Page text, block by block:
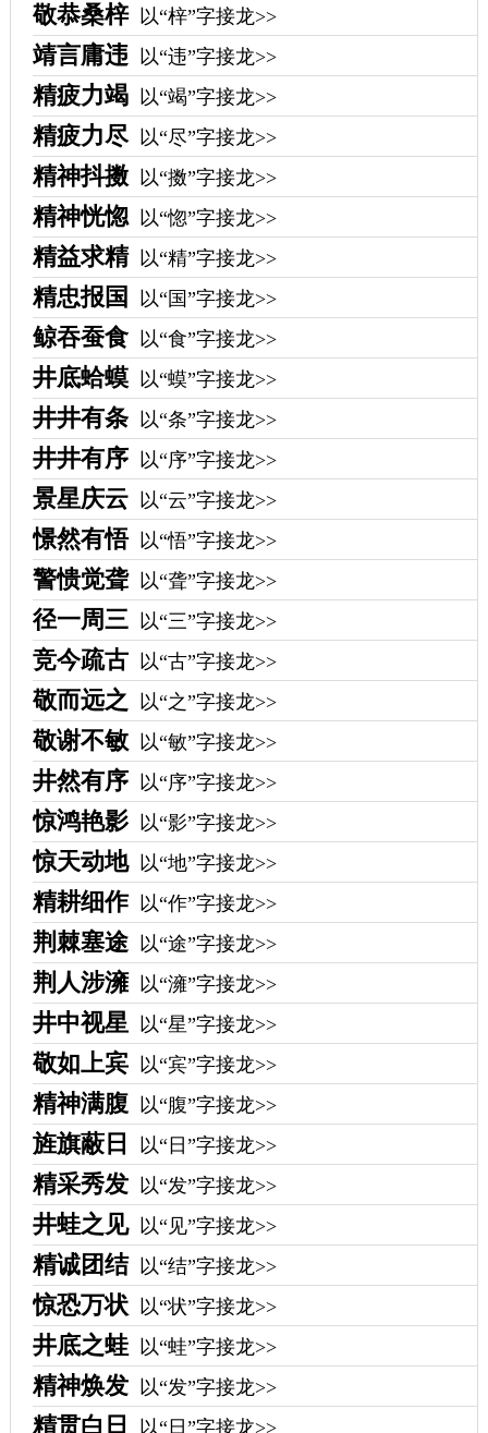
敬恭桑梓 以“梓”字接龙>>
靖言庸违 以“违”字接龙>>
精疲力竭 以“竭”字接龙>>
精疲力尽 以“尽”字接龙>>
精神抖擞 以“擞”字接龙>>
精神恍惚 以“惚”字接龙>>
精益求精 以“精”字接龙>>
精忠报国 以“国”字接龙>>
鲸吞蚕食 以“食”字接龙>>
井底蛤蟆 以“蟆”字接龙>>
井井有条 以“条”字接龙>>
井井有序 以“序”字接龙>>
景星庆云 以“云”字接龙>>
憬然有悟 以“悟”字接龙>>
警愦觉聋 以“聋”字接龙>>
径一周三 以“三”字接龙>>
竞今疏古 以“古”字接龙>>
敬而远之 以“之”字接龙>>
敬谢不敏 以“敏”字接龙>>
井然有序 以“序”字接龙>>
惊鸿艳影 以“影”字接龙>>
惊天动地 以“地”字接龙>>
精耕细作 以“作”字接龙>>
荆棘塞途 以“途”字接龙>>
荆人涉澭 以“澭”字接龙>>
井中视星 以“星”字接龙>>
敬如上宾 以“宾”字接龙>>
精神满腹 以“腹”字接龙>>
旌旗蔽日 以“日”字接龙>>
精采秀发 以“发”字接龙>>
井蛙之见 以“见”字接龙>>
精诚团结 以“结”字接龙>>
惊恐万状 以“状”字接龙>>
井底之蛙 以“蛙”字接龙>>
精神焕发 以“发”字接龙>>
精贯白日 以“日”字接龙>>